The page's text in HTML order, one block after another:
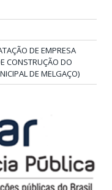
DE EMPRESA
CONSTRUÇÃO DO
DE MELGAÇO)